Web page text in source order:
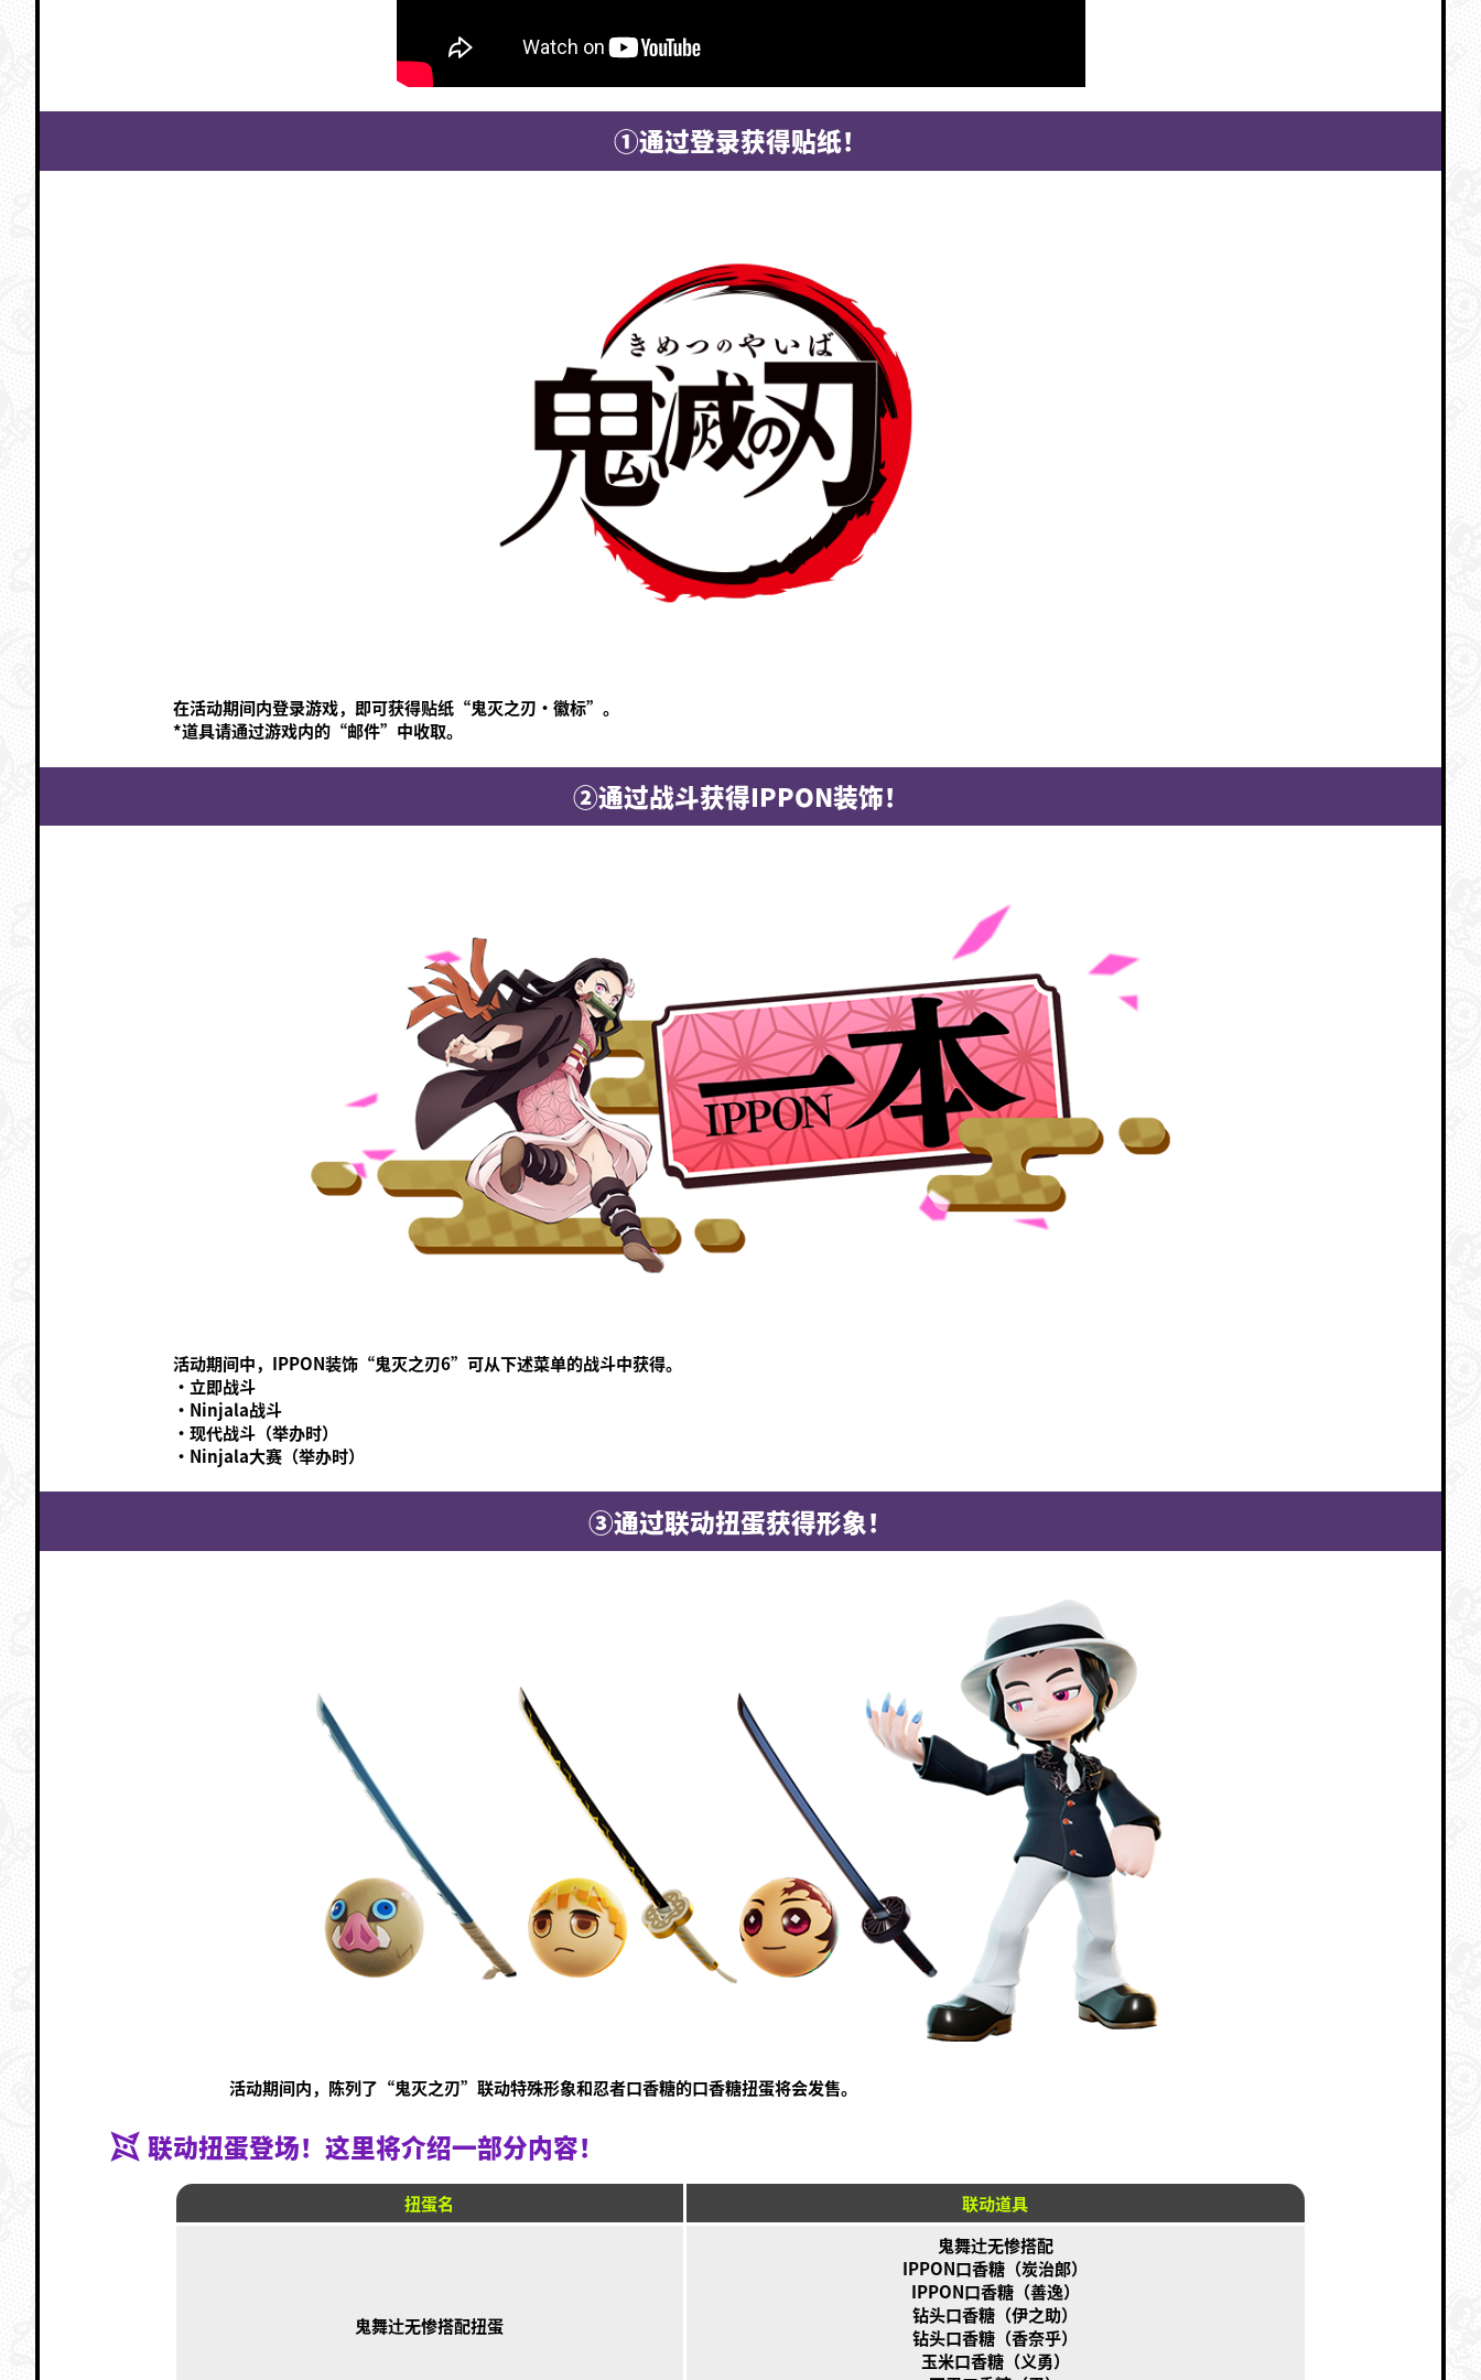
①通过登录获得贴纸！
在活动期间内登录游戏，即可获得贴纸“鬼灭之刃·徽标”。
*道具请通过游戏内的“邮件”中收取。
②通过战斗获得IPPON装饰！
活动期间中，IPPON装饰“鬼灭之刃6”可从下述菜单的战斗中获得。
·立即战斗
·Ninjala战斗
·现代战斗（举办时）
·Ninjala大赛（举办时）
③通过联动扭蛋获得形象！
活动期间内，陈列了“鬼灭之刃”联动特殊形象和忍者口香糖的口香糖扭蛋将会发售。
联动扭蛋登场！这里将介绍一部分内容！
扭蛋名 联动道具
鬼舞辻无惨搭配扭蛋
鬼舞辻无惨搭配
IPPON口香糖（炭治郎）
IPPON口香糖（善逸）
钻头口香糖（伊之助）
钻头口香糖（香奈乎）
玉米口香糖（义勇）